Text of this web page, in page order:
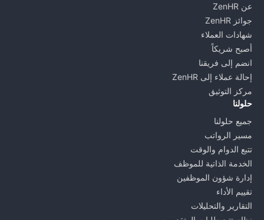
عن ZenHR
جوائز ZenHR
شهادات العملاء
أصبح شريكاً
انضم إلى فريقنا
إحالة عملاء إلى ZenHR
مركز التوثيق
حلولنا
جميع حلولنا
مسير الرواتب
تتبع الدوام والوقت
الخدمة الذاتية للموظف
إدارة شؤون الموظفين
تقييم الأداء
التقارير والتحليلات